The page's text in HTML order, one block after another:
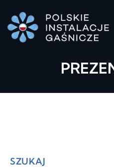
SZUKAJ